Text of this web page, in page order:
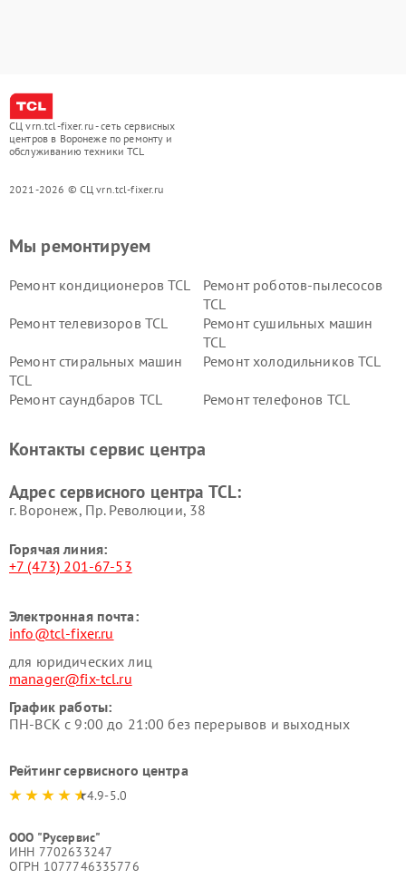
СЦ vrn.tcl-fixer.ru - сеть сервисных
центров в Воронеже по ремонту и
обслуживанию техники TCL
2021-2026 © СЦ vrn.tcl-fixer.ru
Мы ремонтируем
Ремонт кондиционеров TCL
Ремонт роботов-пылесосов
TCL
Ремонт телевизоров TCL
Ремонт сушильных машин
TCL
Ремонт стиральных машин
TCL
Ремонт холодильников TCL
Ремонт саундбаров TCL Ремонт телефонов TCL
Контакты сервис центра
Адрес сервисного центра TCL:
г. Воронеж, Пр. Революции, 38
Горячая линия:
+7 (473) 201-67-53
Электронная почта:
info@tcl-fixer.ru
для юридических лиц
manager@fix-tcl.ru
График работы:
ПН-ВСК с 9:00 до 21:00 без перерывов и выходных
Рейтинг сервисного центра
4.9-5.0
ООО "Русервис"
ИНН 7702633247
ОГРН 1077746335776